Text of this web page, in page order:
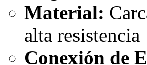
Material:
alta resistencia
Conexión de